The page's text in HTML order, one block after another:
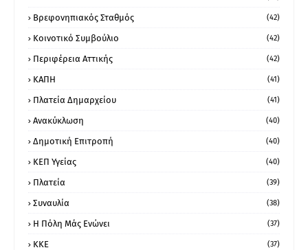
Βρεφονηπιακός Σταθμός (42)
Κοινοτικό Συμβούλιο (42)
Περιφέρεια Αττικής (42)
ΚΑΠΗ (41)
Πλατεία Δημαρχείου (41)
Ανακύκλωση (40)
Δημοτική Επιτροπή (40)
ΚΕΠ Υγείας (40)
Πλατεία (39)
Συναυλία (38)
Η Πόλη Μάς Ενώνει (37)
ΚΚΕ (37)